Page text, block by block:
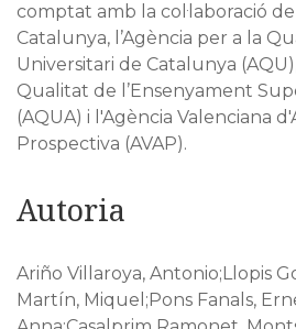
comptat amb la col·laboració
Catalunya, l’Agència per a la
Universitari de Catalunya
Qualitat de l’Ensenyament
(AQUA) i l'Agència Valenciana
Prospectiva (AVAP).
Autoria
Ariño Villaroya, Antonio;Llopis
Martín, Miquel;Pons Fanals,